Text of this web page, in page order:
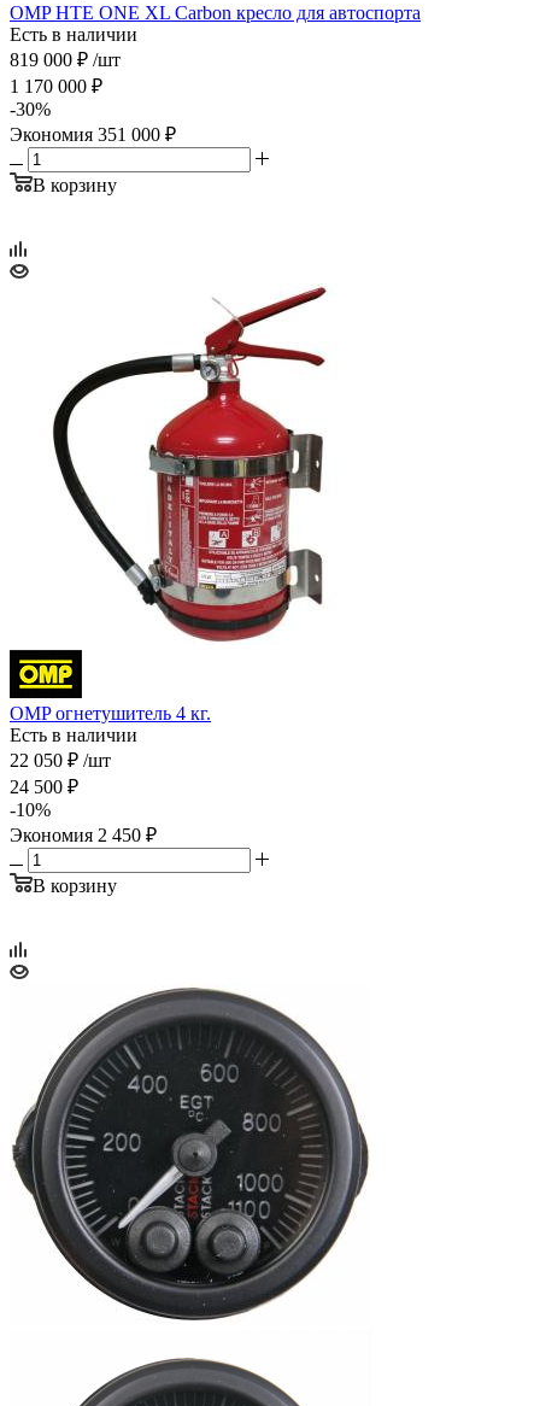
OMP HTE ONE XL Carbon кресло для автоспорта
Есть в наличии
819 000 ₽ /шт
1 170 000 ₽
-30%
Экономия 351 000 ₽
В корзину
OMP огнетушитель 4 кг.
Есть в наличии
22 050 ₽ /шт
24 500 ₽
-10%
Экономия 2 450 ₽
В корзину